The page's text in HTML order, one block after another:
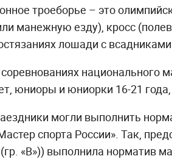
троеборье – это
манежную езду), кросс
лошади с
национального
юниоры и юниорки 16-21
могли выполнить
спорта России». Так,
«В»)) выполнила норматив